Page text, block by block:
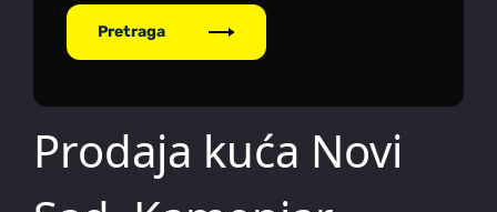
Pretraga
Prodaja kuća Novi